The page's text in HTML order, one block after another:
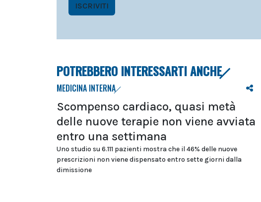
ISCRIVITI
POTREBBERO INTERESSARTI ANCHE
MEDICINA INTERNA
Scompenso cardiaco, quasi metà
delle nuove terapie non viene avviata
entro una settimana
Uno studio su 6.111 pazienti mostra che il 46% delle nuove
prescrizioni non viene dispensato entro sette giorni dalla
dimissione